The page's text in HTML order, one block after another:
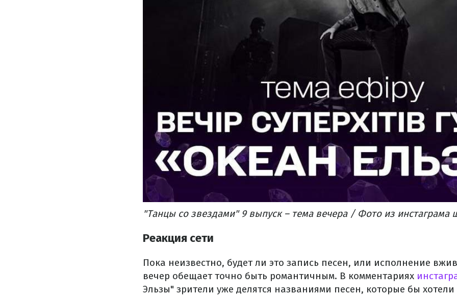
"Танцы со звездами" 9 выпуск – тема вечера / Фото из инстаграма
Реакция сети
Пока неизвестно, будет ли это запись песен, или исполнение
вечер обещает точно быть романтичным. В комментариях
Эльзы" зрители уже делятся названиями песен, которые бы